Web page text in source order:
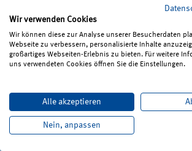
1,78 € zzgl. MwSt. zzgl. 3,50 € Versandkosten
Details
Jetzt bestellen
sofort lieferbar
Wir verwenden Cookies
Wir können diese zur Analyse unserer Besucherdaten
Webseite zu verbessern, personalisierte Inhalte
großartiges Webseiten-Erlebnis zu bieten. Für weitere
uns verwendeten Cookies öffnen Sie die Einstellungen.
Alle akzeptieren
Nein, anpassen